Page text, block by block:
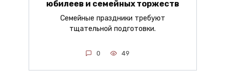
юбилеев и семейных торжеств
Семейные праздники требуют
тщательной подготовки.
0 49